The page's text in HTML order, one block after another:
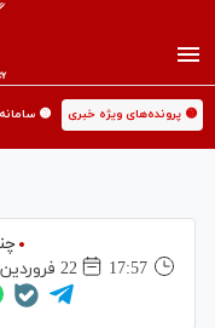
🟡 پرونده‌های ویژه خبری 🟡
17:57
22 فروردين 1405